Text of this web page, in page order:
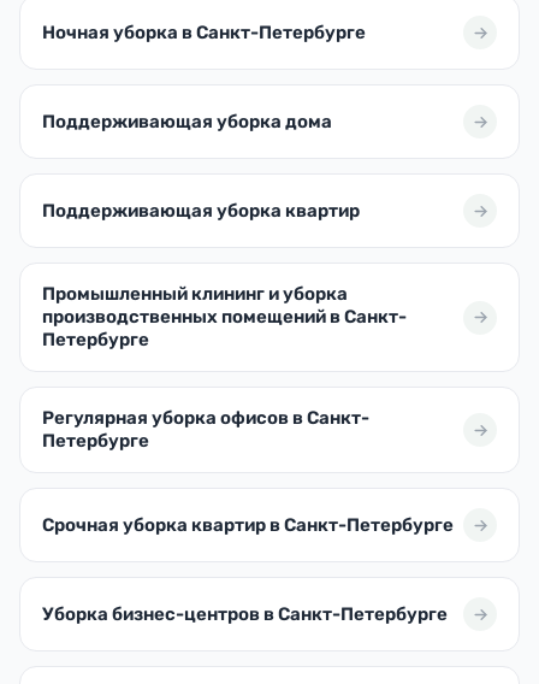
Ночная уборка в Санкт-Петербурге
Поддерживающая уборка дома
Поддерживающая уборка квартир
Промышленный клининг и уборка
производственных помещений в Санкт-
Петербурге
Регулярная уборка офисов в Санкт-
Петербурге
Срочная уборка квартир в Санкт-Петербурге
Уборка бизнес-центров в Санкт-Петербурге